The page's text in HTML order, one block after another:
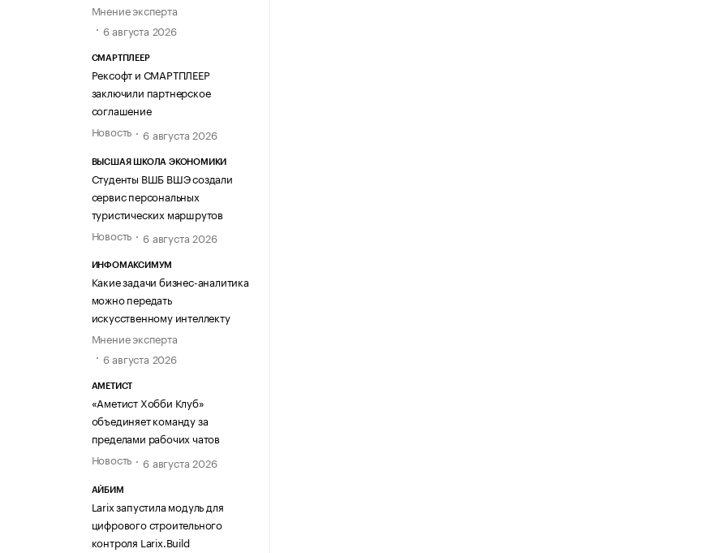
Мнение эксперта
6 августа 2026
СМАРТПЛЕЕР
Рексофт и СМАРТПЛЕЕР
заключили партнерское
соглашение
Новость
6 августа 2026
ВЫСШАЯ ШКОЛА ЭКОНОМИКИ
Студенты ВШБ ВШЭ создали
сервис персональных
туристических маршрутов
Новость
6 августа 2026
ИНФОМАКСИМУМ
Какие задачи бизнес-аналитика
можно передать
искусственному интеллекту
Мнение эксперта
6 августа 2026
АМЕТИСТ
«Аметист Хобби Клуб»
объединяет команду за
пределами рабочих чатов
Новость
6 августа 2026
АЙБИМ
Larix запустила модуль для
цифрового строительного
контроля Larix.Build